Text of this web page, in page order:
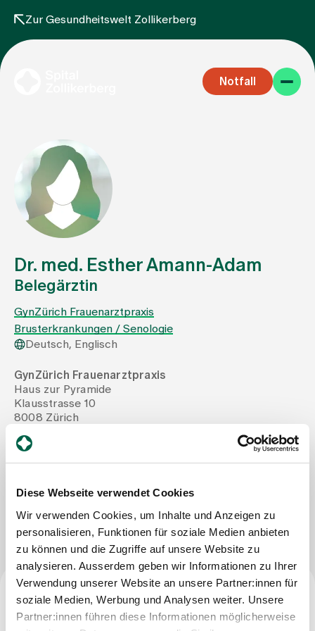
Diese Webseite verwendet Cookies
Wir verwenden Cookies, um Inhalte und Anzeigen zu
personalisieren, Funktionen für soziale Medien anbieten
zu können und die Zugriffe auf unsere Website zu
analysieren. Ausserdem geben wir Informationen zu Ihrer
Verwendung unserer Website an unsere Partner:innen für
soziale Medien, Werbung und Analysen weiter. Unsere
Partner:innen führen diese Informationen möglicherweise
Zur Gesundheitswelt Zollikerberg
Notfall
Fachbereiche
Aufenthalt
Team
Zuweisende
Events
Über uns
Jobs & Karriere
Kontakt
Babygalerie
Blog
Dr. med. Esther Amann-Adam
Belegärztin
GynZürich Frauenarztpraxis
Brusterkrankungen / Senologie
Deutsch, Englisch
GynZürich Frauenarztpraxis
Haus zur Pyramide
Klausstrasse 10
8008 Zürich
Tel
Mail
Nachricht schreiben
Facharzttitel